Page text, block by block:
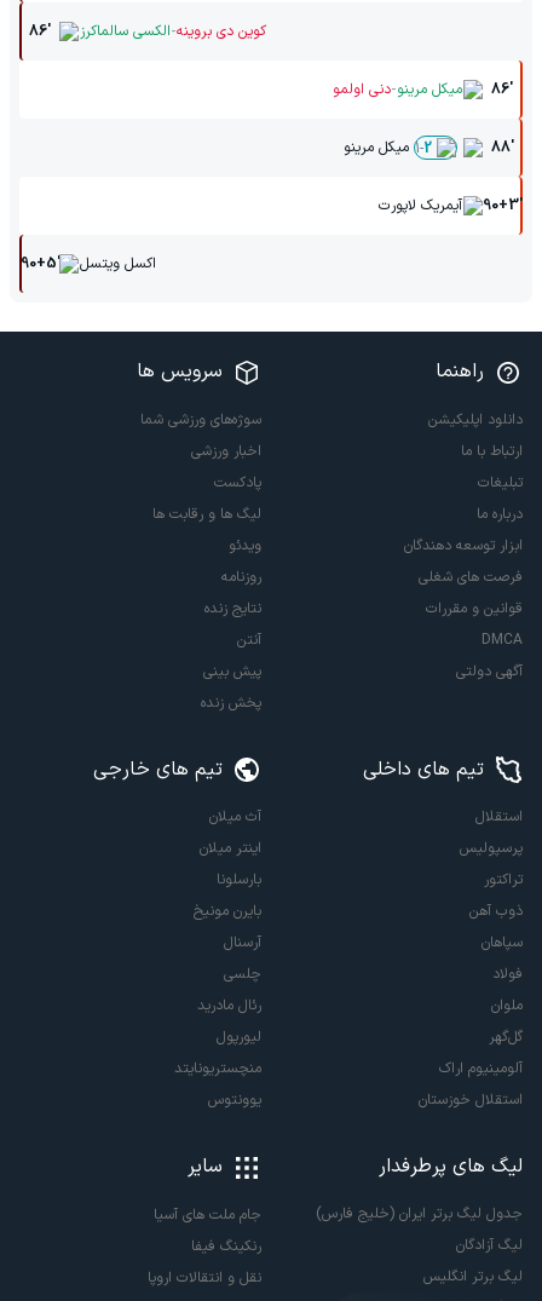
86' الکسی سالماکرز-کوین دی بروینه
86' میکل مرینو-دنی اولمو
88'
2
-
1 میکل مرینو
90+3' آیمریک لاپورت
90+5' اکسل ویتسل
راهنما
دانلود اپلیکیشن
ارتباط با ما
تبلیغات
درباره ما
ابزار توسعه دهندگان
فرصت های شغلی
قوانین و مقررات
DMCA
آگهی دولتی
سرویس ها
سوژه‌های ورزشی شما
اخبار ورزشی
پادکست
لیگ ها و رقابت ها
ویدئو
روزنامه
نتایج زنده
آنتن
پیش بینی
پخش زنده
تیم های داخلی
استقلال
پرسپولیس
تراکتور
ذوب آهن
سپاهان
فولاد
ملوان
گل‌گهر
آلومینیوم اراک
استقلال خوزستان
تیم های خارجی
آث میلان
اینتر میلان
بارسلونا
بایرن مونیخ
آرسنال
چلسی
رئال مادرید
لیورپول
منچستریونایتد
یوونتوس
لیگ های پرطرفدار
جدول لیگ برتر ایران (خلیج فارس)
لیگ آزادگان
لیگ برتر انگلیس
سایر
جام ملت های آسیا
رنکینگ فیفا
نقل و انتقالات اروپا